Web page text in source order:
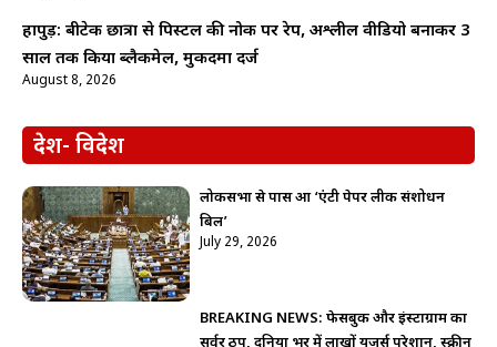
हापुड़: बीटेक छात्रा से पिस्टल की नोक पर रेप, अश्लील वीडियो बनाकर 3
साल तक किया ब्लैकमेल, मुकदमा दर्ज
August 8, 2026
देश- विदेश
लोकसभा से पास हुआ ‘एंटी पेपर लीक संशोधन
बिल’
July 29, 2026
BREAKING NEWS: फेसबुक और इंस्टाग्राम का